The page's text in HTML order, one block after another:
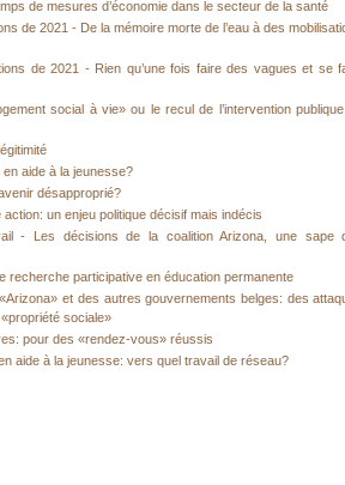
de mesures d’économie dans le secteur de la santé
de 2021 - De la mémoire morte de l’eau à des
de 2021 - Rien qu’une fois faire des vagues et se
social à vie» ou le recul de l’intervention
aide à la jeunesse?
désapproprié?
action: un enjeu politique décisif mais indécis
- Les décisions de la coalition Arizona, une sape
recherche participative en éducation permanente
et des autres gouvernements belges: des
sociale»
pour des «rendez-vous» réussis
aide à la jeunesse: vers quel travail de réseau?